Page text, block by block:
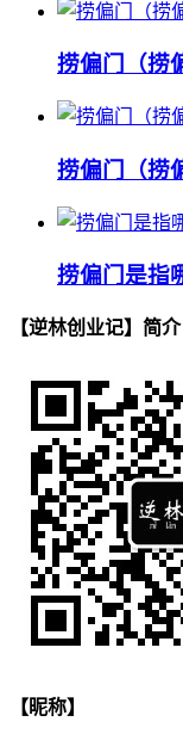
捞偏门（捞
捞偏门（捞
捞偏门是指
【逆林创业记】简介
【昵称】